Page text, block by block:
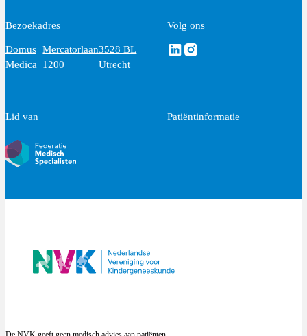
Bezoekadres
Domus
Medica
Mercatorlaan
1200
3528 BL
Utrecht
Volg ons
Volg ons via Linkedin
Volg ons via Instagram
Lid van Patiëntinformatie